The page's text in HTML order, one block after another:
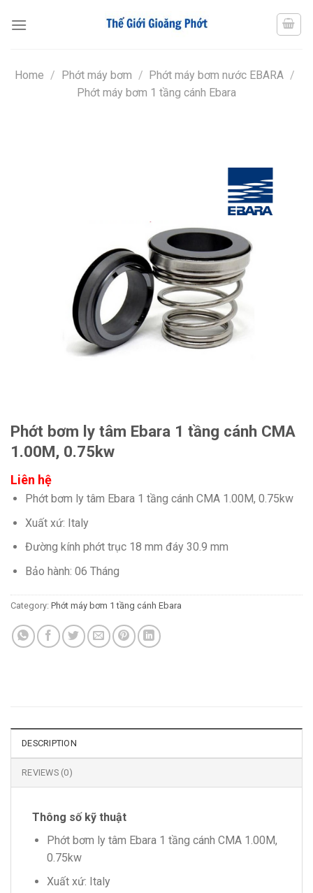
đến
Home / Phớt máy bơm / Phớt máy bơm nước EBARA /
Phớt máy bơm 1 tầng cánh Ebara
Phớt bơm ly tâm Ebara 1 tầng cánh CMA
1.00M, 0.75kw
Liên hệ
Phớt bơm ly tâm Ebara 1 tầng cánh CMA 1.00M, 0.75kw
Xuất xứ: Italy
Đường kính phớt trục 18 mm đáy 30.9 mm
Bảo hành: 06 Tháng
Category: Phớt máy bơm 1 tầng cánh Ebara
DESCRIPTION
REVIEWS (0)
Thông số kỹ thuật
Phớt bơm ly tâm Ebara 1 tầng cánh CMA 1.00M,
0.75kw
Xuất xứ: Italy